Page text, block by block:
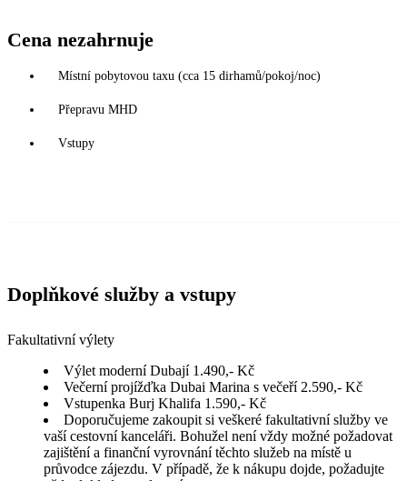
Cena nezahrnuje
Místní pobytovou taxu (cca 15 dirhamů/pokoj/noc)
Přepravu MHD
Vstupy
Doplňkové služby a vstupy
Fakultativní výlety
Výlet moderní Dubají 1.490,- Kč
Večerní projížďka Dubai Marina s večeří 2.590,- Kč
Vstupenka Burj Khalifa 1.590,- Kč
Doporučujeme zakoupit si veškeré fakultativní služby ve
vaší cestovní kanceláři. Bohužel není vždy možné požadovat
zajištění a finanční vyrovnání těchto služeb na místě u
průvodce zájezdu. V případě, že k nákupu dojde, požadujte